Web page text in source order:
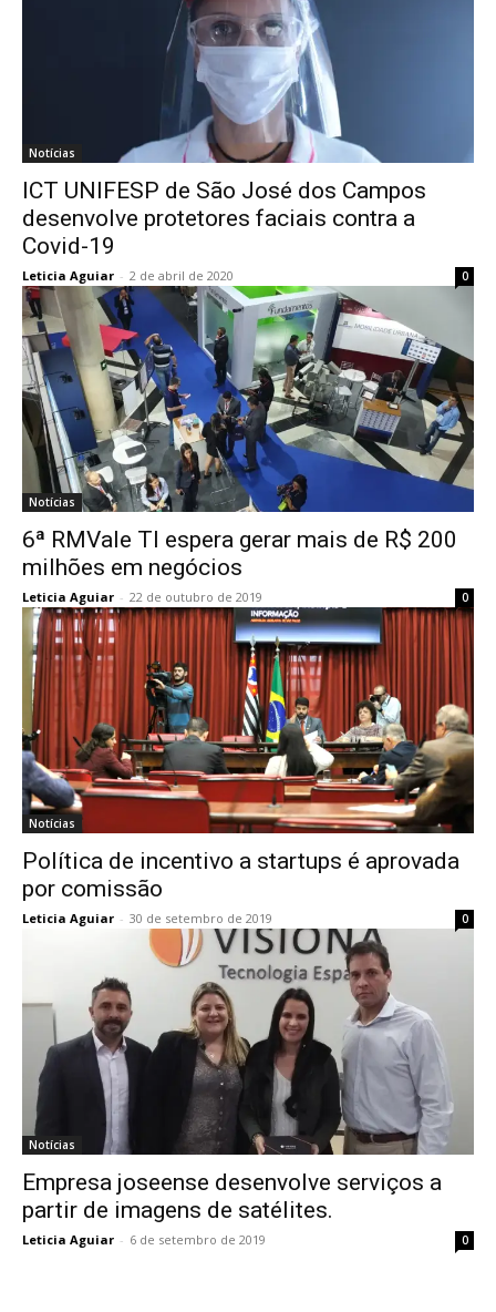
Notícias
ICT UNIFESP de São José dos Campos
desenvolve protetores faciais contra a
Covid-19
Leticia Aguiar - 2 de abril de 2020 0
Notícias
6ª RMVale TI espera gerar mais de R$ 200
milhões em negócios
Leticia Aguiar - 22 de outubro de 2019 0
Notícias
Política de incentivo a startups é aprovada
por comissão
Leticia Aguiar - 30 de setembro de 2019 0
Notícias
Empresa joseense desenvolve serviços a
partir de imagens de satélites.
Leticia Aguiar - 6 de setembro de 2019 0